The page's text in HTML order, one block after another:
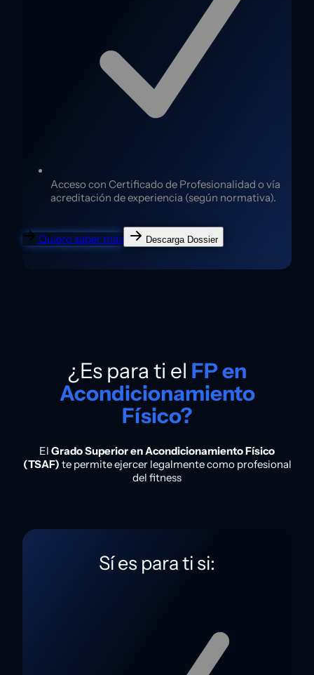
Acceso con Certificado de Profesionalidad o vía
acreditación de experiencia (según normativa).
Quiero saber más Descarga Dossier
¿Es para ti el FP en
Acondicionamiento
Físico?
El Grado Superior en Acondicionamiento Físico
(TSAF) te permite ejercer legalmente como profesional
del fitness
Sí es para ti si: